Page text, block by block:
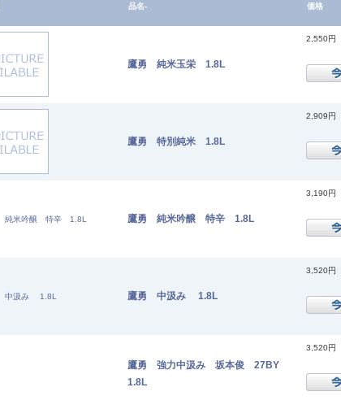
品名- 価格
鷹勇 純米玉栄 1.8L
2,550円
鷹勇 特別純米 1.8L
2,909円
鷹勇 純米吟醸 特辛 1.8L
3,190円
鷹勇 中汲み 1.8L
3,520円
鷹勇 強力中汲み 坂本俊 27BY
1.8L
3,520円